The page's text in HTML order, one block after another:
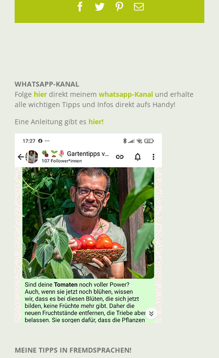
Facebook
TwitterPinterest
E-
WHATSAPP-KANAL
Folge hier direkt meinem whatsapp-Kanal und erhalte
alle wichtigen Tipps und Infos direkt aufs Handy!
Eine Anleitung gibt es hier!
MEINE TIPPS IN FREMDSPRACHEN!